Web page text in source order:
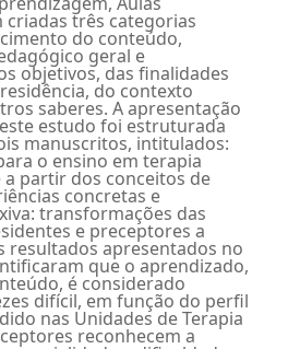
três categorias
do conteúdo,
geral e
objetivos, das finalidades
do contexto
saberes. A apresentação
estudo foi estruturada
manuscritos, intitulados:
o ensino em terapia
a partir dos conceitos de
concretas e
transformações das
e preceptores a
resultados apresentados no
que o aprendizado,
é considerado
difícil, em função do perfil
nas Unidades de Terapia
reconhecem a